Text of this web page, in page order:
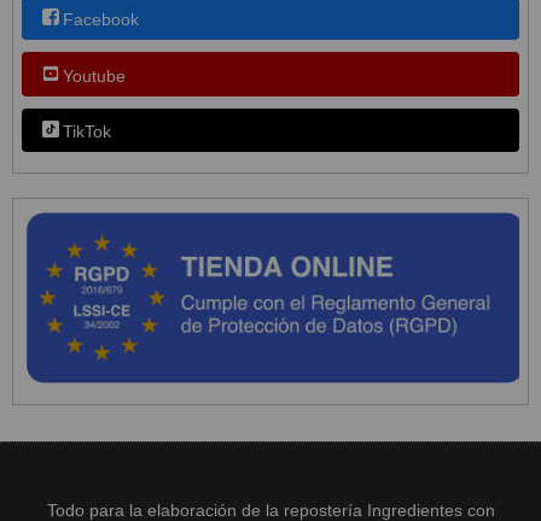
Facebook
Youtube
TikTok
Todo para la elaboración de la repostería Ingredientes con